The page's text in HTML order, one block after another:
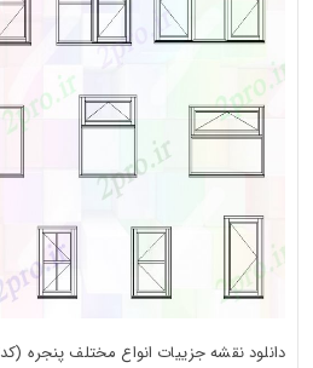
دانلود نقشه جزییات انواع مختلف پنجره (کد36877)